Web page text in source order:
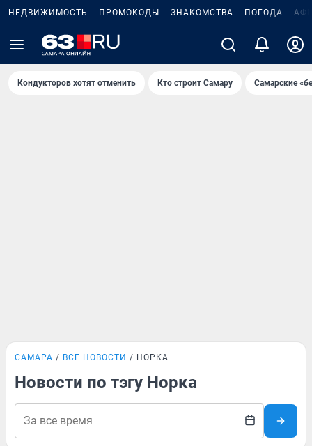
НЕДВИЖИМОСТЬ ПРОМОКОДЫ ЗНАКОМСТВА ПОГОДА
Кондукторов хотят отменить Кто строит Самару Самарские
САМАРА ВСЕ НОВОСТИ НОРКА
Новости по тэгу Норка